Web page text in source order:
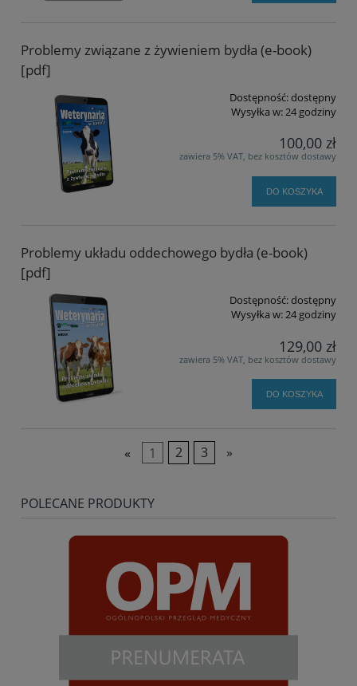
Problemy związane z żywieniem bydła (e-book)
[pdf]
Dostępność:dostępny
Wysyłka w:24 godziny
100,00 zł
zawiera 5% VAT, bez kosztów dostawy
DO KOSZYKA
Problemy układu oddechowego bydła (e-book)
[pdf]
Dostępność:dostępny
Wysyłka w:24 godziny
129,00 zł
zawiera 5% VAT, bez kosztów dostawy
DO KOSZYKA
« 1 2 3 »
POLECANE PRODUKTY